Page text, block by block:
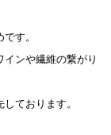
す。
ンや繊維の繋がり
ております。